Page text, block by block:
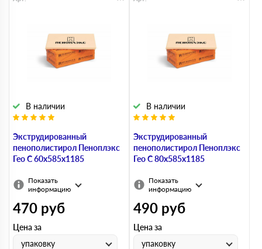
Экструдированный
пенополистирол Пеноплэкс
Гео С 60х585х1185
В наличии
Показать
информацию
470 руб
Цена за
упаковку
Экструдированный
пенополистирол Пеноплэкс
Гео С 80х585х1185
В наличии
Показать
информацию
490 руб
Цена за
упаковку